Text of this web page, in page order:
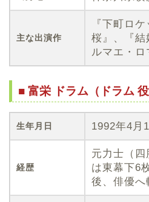
主な出演作
『下町ロ
桜』、『結
ルマエ・ロ
■ 富栄 ドラム（ドラム 役
生年月日 1992年4月
経歴
元力士（
は東幕下6
後、俳優へ